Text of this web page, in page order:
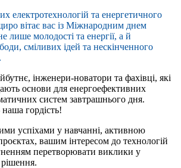
електротехнологій та енергетичного
вітає вас із Міжнародним днем
лише молодості та енергії, а й
сміливих ідей та нескінченного
інженери-новатори та фахівці, які
основи для енергоефективних
систем завтрашнього дня.
гордість!
успіхами у навчанні, активною
вашим інтересом до технологій
перетворювати виклики у
рішення.